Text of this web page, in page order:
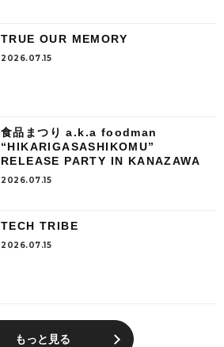
TRUE OUR MEMORY
2026.07.15
食品まつり a.k.a foodman
“HIKARIGASASHIKOMU”
RELEASE PARTY IN KANAZAWA
2026.07.15
TECH TRIBE
2026.07.15
もっと見る